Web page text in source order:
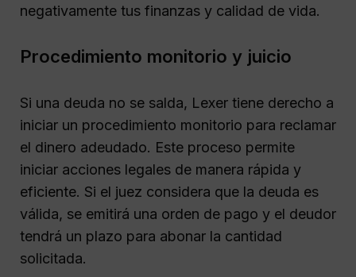
negativamente tus finanzas y calidad de vida.
Procedimiento monitorio y juicio
Si una deuda no se salda, Lexer tiene derecho a
iniciar un procedimiento monitorio para reclamar
el dinero adeudado. Este proceso permite
iniciar acciones legales de manera rápida y
eficiente. Si el juez considera que la deuda es
válida, se emitirá una orden de pago y el deudor
tendrá un plazo para abonar la cantidad
solicitada.